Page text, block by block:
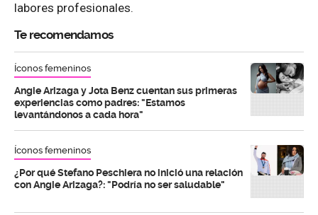
labores profesionales.
Te recomendamos
Íconos femeninos
Angie Arizaga y Jota Benz cuentan sus primeras
experiencias como padres: "Estamos
levantándonos a cada hora"
Íconos femeninos
¿Por qué Stefano Peschiera no inició una relación
con Angie Arizaga?: "Podría no ser saludable"